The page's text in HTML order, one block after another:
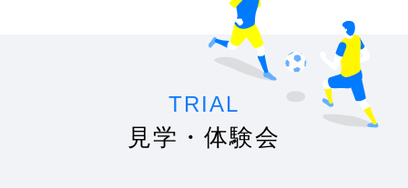
TRIAL
見学・体験会